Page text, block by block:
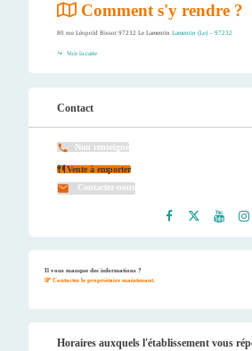
Comment s'y rendre ?
80 rue Léopold Bissot 97232 Le Lamentin Lamentin (Le) – 97232
Voir la carte
Contact
Non renseigné
Vente à emporter
Contactez-nous
Il vous manque des informations ?
Contactez le propriétaire maintenant.
Horaires auxquels l'établissement vous